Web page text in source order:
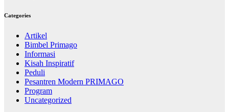
Categories
Artikel
Bimbel Primago
Informasi
Kisah Inspiratif
Peduli
Pesantren Modern PRIMAGO
Program
Uncategorized